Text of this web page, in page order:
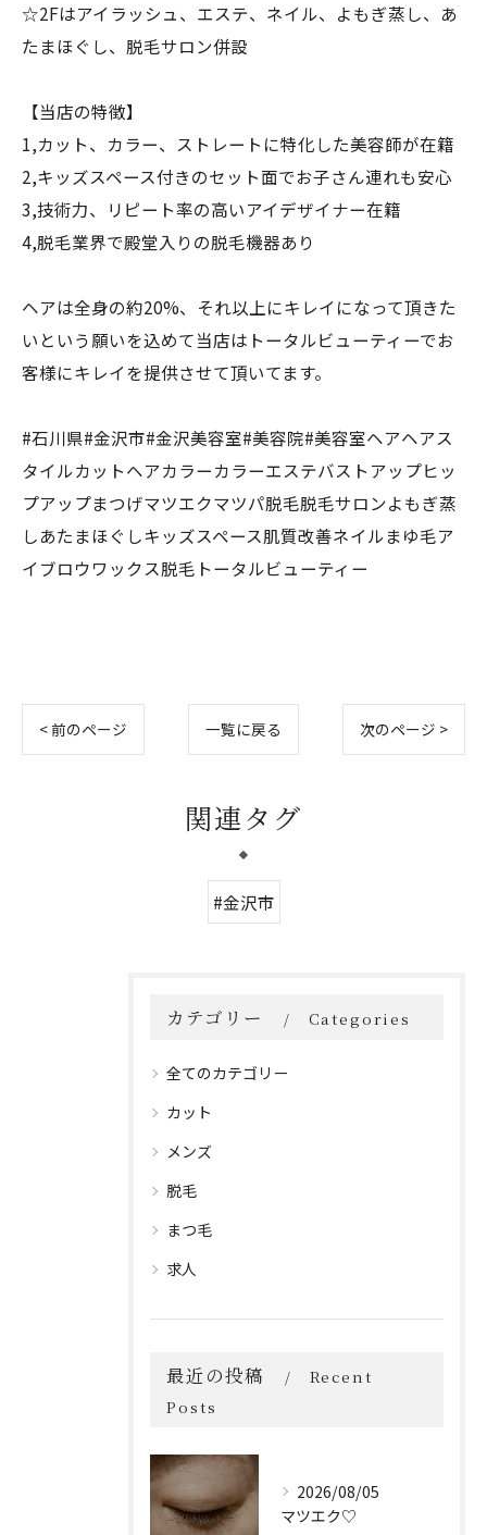
☆2Fはアイラッシュ、エステ、ネイル、よもぎ蒸し、あ
たまほぐし、脱毛サロン併設
【当店の特徴】
1,カット、カラー、ストレートに特化した美容師が在籍
2,キッズスペース付きのセット面でお子さん連れも安心
3,技術力、リピート率の高いアイデザイナー在籍
4,脱毛業界で殿堂入りの脱毛機器あり
ヘアは全身の約20%、それ以上にキレイになって頂きた
いという願いを込めて当店はトータルビューティーでお
客様にキレイを提供させて頂いてます。
#石川県#金沢市#金沢美容室#美容院#美容室ヘアヘアス
タイルカットヘアカラーカラーエステバストアップヒッ
プアップまつげマツエクマツパ脱毛脱毛サロンよもぎ蒸
しあたまほぐしキッズスペース肌質改善ネイルまゆ毛ア
イブロウワックス脱毛トータルビューティー
< 前のページ 一覧に戻る 次のページ >
関連タグ
#金沢市
カテゴリー Categories
全てのカテゴリー
カット
メンズ
脱毛
まつ毛
求人
最近の投稿
Recent
Posts
2026/08/05
マツエク♡